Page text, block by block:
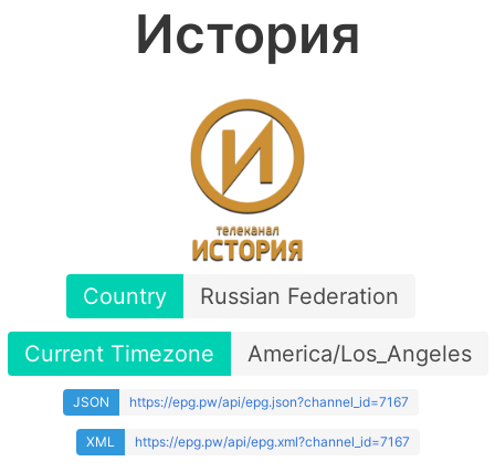
История
Country Russian Federation
Current Timezone America/Los_Angeles
JSON https://epg.pw/api/epg.json?channel_id=7167
XML https://epg.pw/api/epg.xml?channel_id=7167